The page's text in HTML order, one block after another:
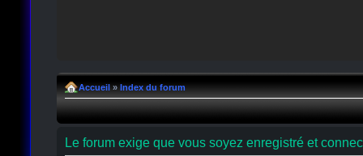
Accueil » Index du forum
Le forum exige que vous soyez enregistré et